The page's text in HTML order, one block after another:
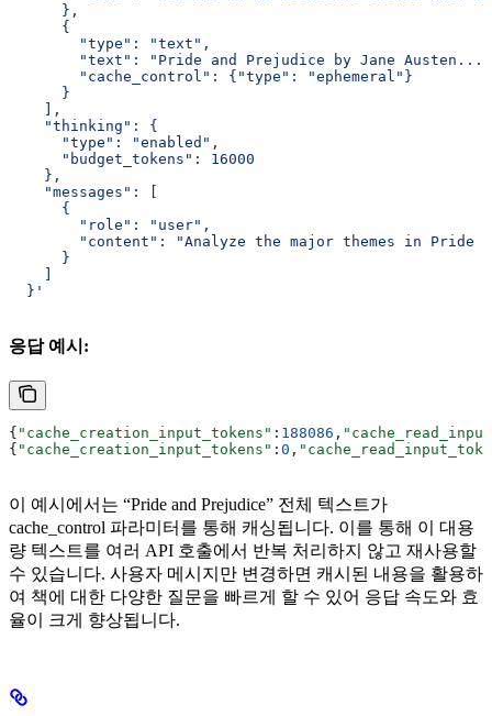
      },
      {
        "type": "text",
"text": "Pride and Prejudice by Jane
        "cache_control": {"type": "ephemeral"}
      }
    ],
    "thinking": {
      "type": "enabled",
      "budget_tokens": 16000
    },
    "messages": [
      {
        "role": "user",
"content": "Analyze the major themes in Pride
      }
  }'
응답 예시:
{ "cache_creation_input_tokens" : 188086 ,
{ "cache_creation_input_tokens" : 0 ,
이 예시에서는 “Pride and Prejudice” 전체 텍스트가
cache_control 파라미터를 통해 캐싱됩니다. 이를 통해 이 대용
량 텍스트를 여러 API 호출에서 반복 처리하지 않고 재사용할
수 있습니다. 사용자 메시지만 변경하면 캐시된 내용을 활용하
여 책에 대한 다양한 질문을 빠르게 할 수 있어 응답 속도와 효
율이 크게 향상됩니다.